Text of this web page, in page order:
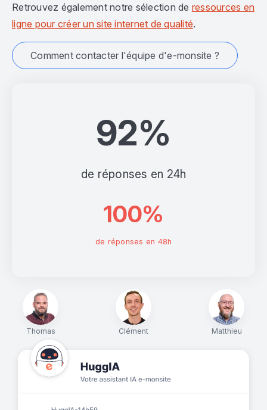
Thomas Clément Matthieu
92%
de réponses en 24h
100%
de réponses en 48h
Retrouvez également notre sélection de ressources en
ligne pour créer un site internet de qualité.
Comment contacter l'équipe d'e-monsite ?